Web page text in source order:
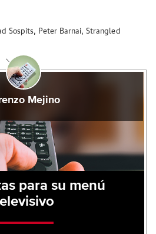
Sospits, Peter Barnai, Strangled
Mejino
para su menú